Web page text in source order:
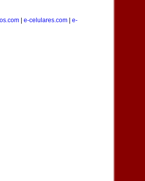
e-celulares.com
e-